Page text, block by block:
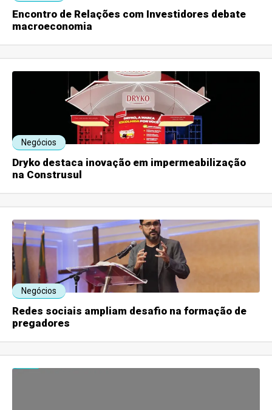
Encontro de Relações com Investidores debate
macroeconomia
Negócios
Dryko destaca inovação em impermeabilização
na Construsul
Negócios
Redes sociais ampliam desafio na formação de
pregadores